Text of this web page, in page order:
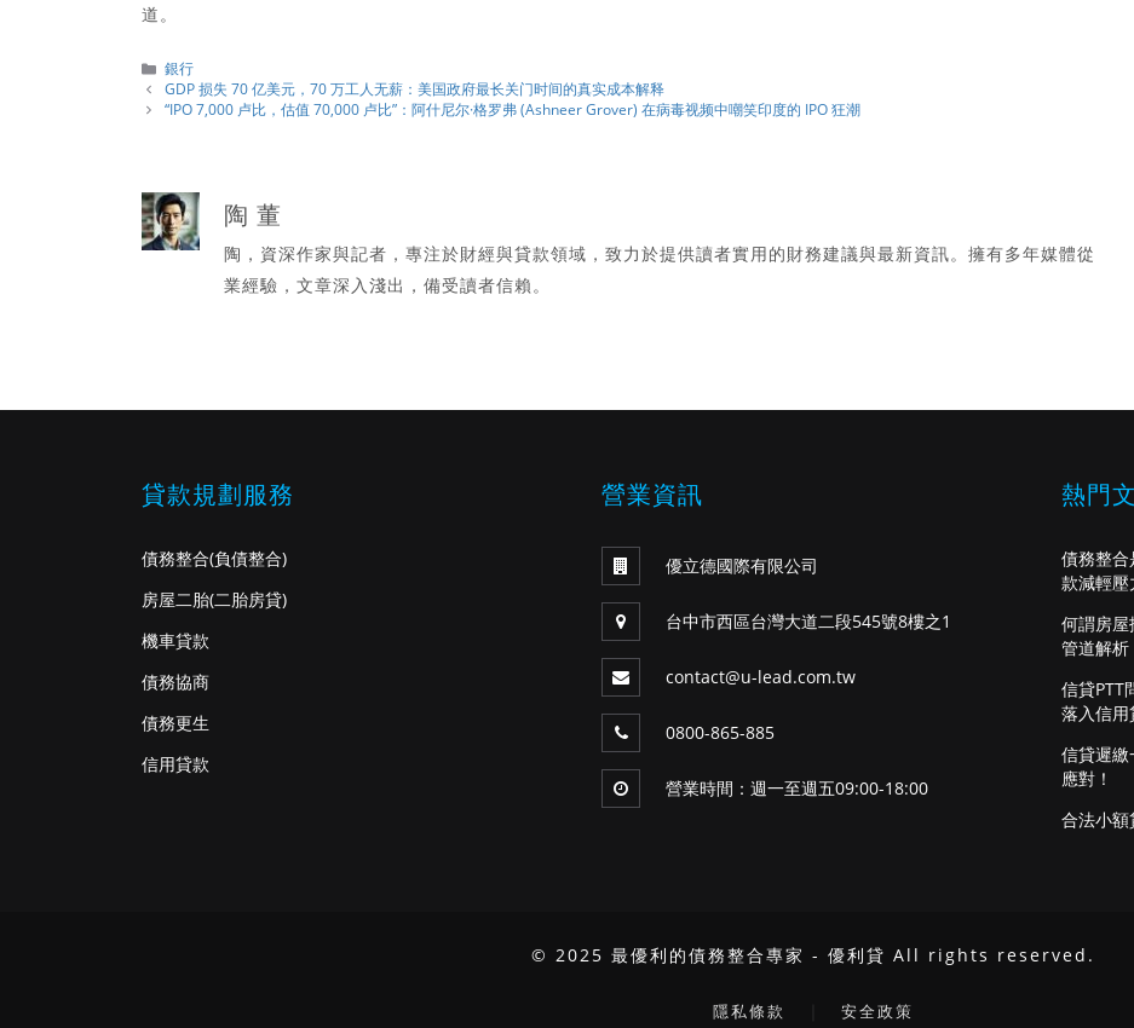
道。
分
類
銀行
GDP 损失 70 亿美元，70 万工人无薪：美国政府最长关门时间的真实成本解释
“IPO 7,000 卢比，估值 70,000 卢比”：阿什尼尔·格罗弗 (Ashneer Grover) 在病毒视频中嘲笑印度的 IPO 狂潮
陶 董
陶，資深作家與記者，專注於財經與貸款領域，致力於提供讀者實用的財務建議與最新資訊。擁有多年媒體從
業經驗，文章深入淺出，備受讀者信賴。
貸款規劃服務
債務整合(負債整合)
房屋二胎(二胎房貸)
機車貸款
債務協商
債務更生
信用貸款
營業資訊
優立德國際有限公司
台中市西區台灣大道二段545號8樓之1
contact@u-lead.com.tw
0800-865-885
營業時間：週一至週五09:00-18:00
熱門
債務整
款減輕壓
何謂房屋
管道解析
信貸PTT
落入信用
信貸遲
應對！
合法小額
© 2025 最優利的債務整合專家 - 優利貸 All rights reserved.
隱私條款 安全政策